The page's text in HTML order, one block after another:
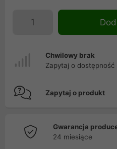
Chwilowy brak
Zapytaj o dostępność
Zapytaj o produkt
Gwarancja
24 miesiące